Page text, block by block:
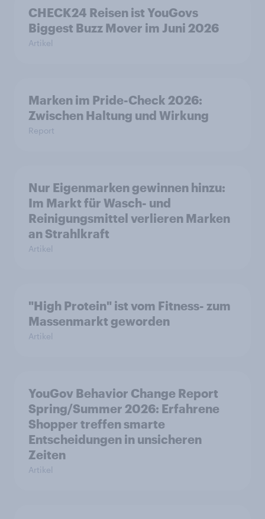
CHECK24 Reisen ist YouGovs
Biggest Buzz Mover im Juni 2026
Artikel
Marken im Pride-Check 2026:
Zwischen Haltung und Wirkung
Report
Nur Eigenmarken gewinnen hinzu:
Im Markt für Wasch- und
Reinigungsmittel verlieren Marken
an Strahlkraft
Artikel
"High Protein" ist vom Fitness- zum
Massenmarkt geworden
Artikel
YouGov Behavior Change Report
Spring/Summer 2026: Erfahrene
Shopper treffen smarte
Entscheidungen in unsicheren
Zeiten
Artikel